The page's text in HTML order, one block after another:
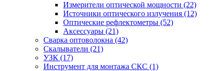
Измерители оптической мощности (22)
Источники оптического излучения (12)
Оптические рефлектометры (52)
Аксессуары (21)
Сварка оптоволокна (42)
Скалыватели (21)
УЗК (17)
Инструмент для монтажа СКС (1)